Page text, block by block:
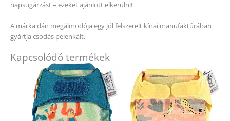
napsugárzást – ezeket ajánlott elkerülni!
A márka dán megálmodója egy jól felszerelt kínai manufaktúrában
gyártja csodás pelenkáit.
Kapcsolódó termékek